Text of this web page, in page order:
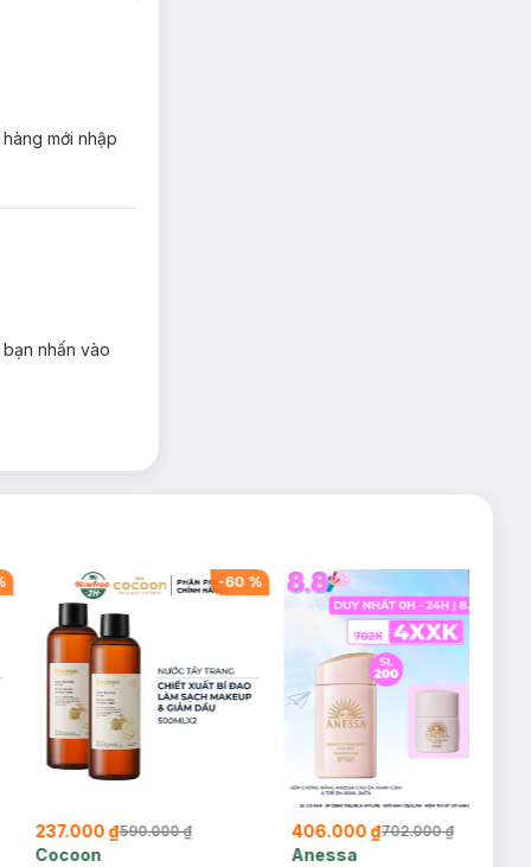
30
đăng kí
hãng có
mới nhập
nhấn vào
-60 %
237.000 ₫590.000 ₫
Cocoon
406.000 ₫702.000 ₫
Anessa